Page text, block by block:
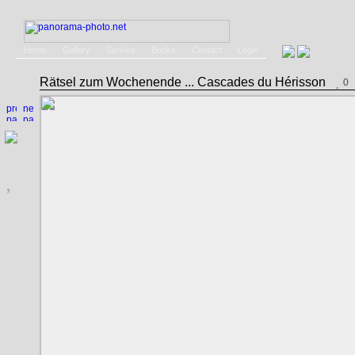
Rätsel zum Wochenende ... Cascades du Hérisson 0